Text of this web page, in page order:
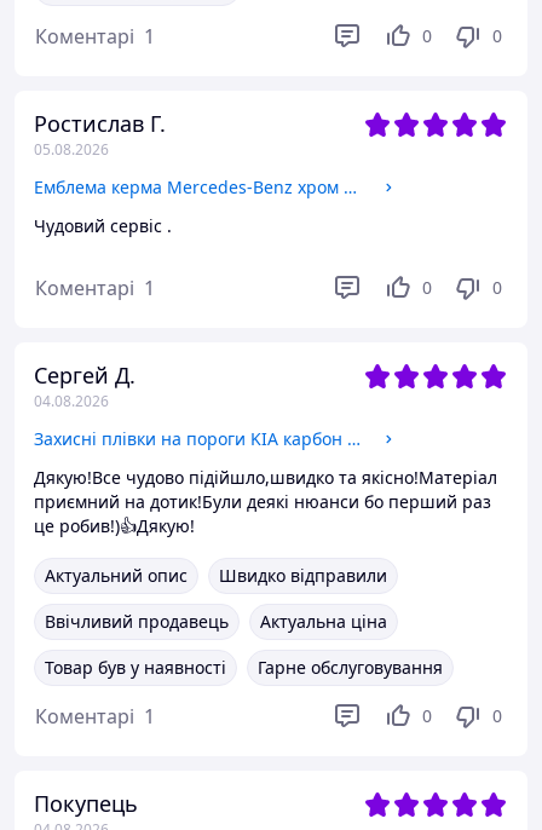
Коментарі 1 0 0
Ростислав Г.
05.08.2026
Емблема керма Mercedes-Benz хром 52 мм пластик (на товстих напрямних)
Чудовий сервіс .
Коментарі 1 0 0
Сергей Д.
04.08.2026
Захисні плівки на пороги KIA карбон 4шт - 2х(60х7см) 2х(40х7см)
Дякую!Все чудово підійшло,швидко та якісно!Матеріал
приємний на дотик!Були деякі нюанси бо перший раз
це робив!)👍Дякую!
Актуальний опис
Швидко відправили
Ввічливий продавець
Актуальна ціна
Товар був у наявності
Гарне обслуговування
Коментарі 1 0 0
Покупець